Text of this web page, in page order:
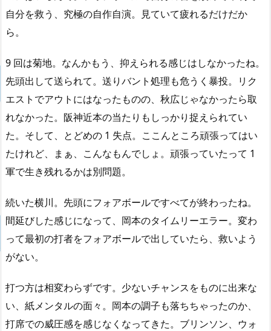
自分を救う、究極の自作自演。見ていて疲れるだけだか
ら。
9 回は菊地。なんかもう、抑えられる感じはしなかったね。
先頭出して送られて。送りバント処理も危うく暴投。リク
エストでアウトにはなったものの、秋広じゃなかったら取
れなかった。阪神近本の当たりもしっかり捉えられてい
た。そして、とどめの 1 失点。ここんところ頑張ってはい
たけれど、まぁ、こんなもんでしょ。頑張っていたって 1
軍で生き残れるかは別問題。
続いた横川。先頭にフォアボールですべてが終わったね。
間延びした感じになって、岡本のタイムリーエラー。変わ
って最初の打者をフォアボールで出していたら、救いよう
がない。
打つ方は相変わらずです。少ないチャンスをものに出来な
い、紙メンタルの面々。岡本の調子も落ちちゃったのか、
打席での威圧感を感じなくなってきた。ブリンソン、ウォ